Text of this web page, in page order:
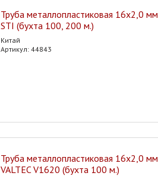
Труба металлопластиковая 16х2,0 мм
STI (бухта 100, 200 м.)
Китай
Артикул: 44843
Труба металлопластиковая 16х2,0 мм
VALTEC V1620 (бухта 100 м.)